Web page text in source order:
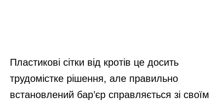
Пластикові сітки від кротів це досить
трудомістке рішення, але правильно
встановлений бар’єр справляється зі своїм